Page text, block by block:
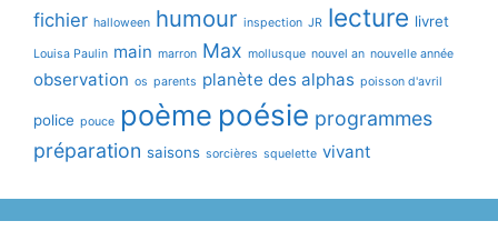
fichier halloween humour inspection JR lecture livret
Louisa Paulin main marron Max mollusque nouvel an nouvelle année
observation os parents planète des alphas poisson d'avril
police pouce poème poésie programmes
préparation saisons sorcières squelette vivant